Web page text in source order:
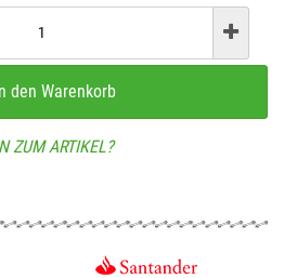
In den Warenkorb
ZUM ARTIKEL?